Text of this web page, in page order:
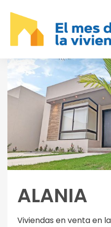
ALANIA
Viviendas en venta en